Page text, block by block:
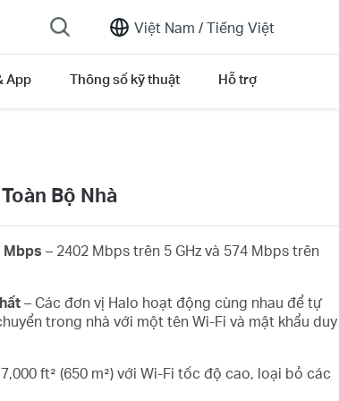
Việt Nam /Tiếng Việt
App Thông số kỹ thuật Hỗ trợ
Bộ Nhà
Mbps – 2402 Mbps trên 5 GHz và 574 Mbps trên
– Các đơn vị Halo hoạt động cùng nhau để tự
trong nhà với một tên Wi-Fi và mật khẩu duy
ft² (650 m²) với Wi-Fi tốc độ cao, loại bỏ các